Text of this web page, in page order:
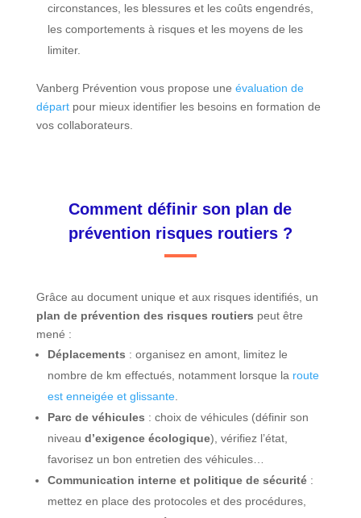
circonstances, les blessures et les coûts engendrés,
les comportements à risques et les moyens de les
limiter.
Vanberg Prévention vous propose une évaluation de
départpour mieux identifier les besoins en formation de
vos collaborateurs.
Comment définir son plan de
prévention risques routiers ?
Grâce au document unique et aux risques identifiés, un
plan de prévention des risques routiers peut être
mené :
Déplacements : organisez en amont, limitez le
nombre de km effectués, notamment lorsque la route
est enneigée et glissante.
Parc de véhicules : choix de véhicules (définir son
niveau d’exigence écologique), vérifiez l’état,
favorisez un bon entretien des véhicules…
Communication interne et politique de sécurité:
mettez en place des protocoles et des procédures,